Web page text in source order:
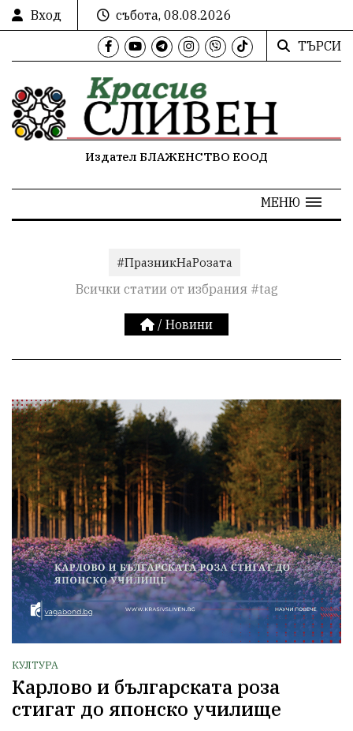
Вход
събота, 08.08.2026
ТЪРСИ
Издател БЛАЖЕНСТВО ЕООД
МЕНЮ
#ПразникНаРозата
Всички статии от избрания #tag
/ Новини
КУЛТУРА
Карлово и българската роза
стигат до японско училище